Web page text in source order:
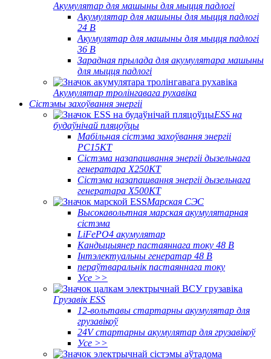
Акумулятар для машыны для мыцця падлогі
Акумулятар для машыны для мыцця падлогі
24 В
Акумулятар для машыны для мыцця падлогі
36 В
Зарадная прылада для акумулятара машыны
для мыцця падлогі
Акумулятар тролінгавага рухавіка
Сістэмы захоўвання энергіі
ESS на
будаўнічай пляцоўцы
Мабільная сістэма захоўвання энергіі
PC15KT
Сістэма назапашвання энергіі дызельнага
генератара X250KT
Сістэма назапашвання энергіі дызельнага
генератара X500KT
Марская СЭС
Высокавольтная марская акумулятарная
сістэма
LiFePO4 акумулятар
Кандыцыянер пастаяннага току 48 В
Інтэлектуальны генератар 48 В
пераўтваральнік пастаяннага току
Усе >>
Грузавік ESS
12-вольтавы стартарны акумулятар для
грузавікоў
24V стартарны акумулятар для грузавікоў
Усе >>